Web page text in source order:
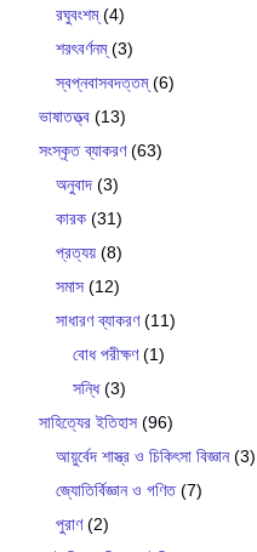
রঘুবংশম্(4)
শরৎবর্ণনম্(3)
স্বপ্নবাসবদত্তম্(6)
ভাষাতত্ত্ব (13)
সংস্কৃত ব্যাকরণ(63)
অনুবাদ (3)
কারক (31)
প্রত্যয় (8)
সমাস (12)
সাধারণ ব্যাকরণ(11)
বোধ পরীক্ষণ(1)
সন্ধি(3)
সাহিত্যের ইতিহাস (96)
আয়ুর্বেদ শাস্ত্র ও চিকিৎসা বিজ্ঞান(3)
জ্যোতির্বিজ্ঞান ও গণিত(7)
পুরাণ(2)